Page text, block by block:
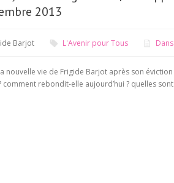
2013
Barjot L'Avenir pour Tous
nouvelle vie de Frigide Barjot après son
rebondit-elle aujourd’hui ? quelles